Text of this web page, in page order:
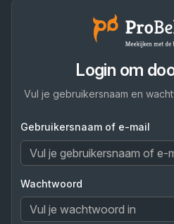
Login om
Vul je gebruikersnaam en
Gebruikersnaam of e-mail
Wachtwoord